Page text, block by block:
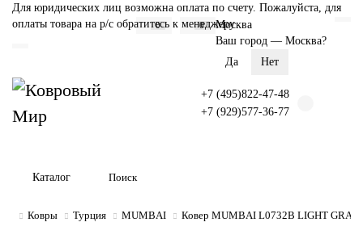
Для юридических лиц возможна оплата по счету. Пожалуйста, для
оплаты товара на р/с обратитесь к менеджеру
0 0
Москва
Ваш город — Москва?
+7 (495)822-47-48
+7 (929)577-36-77
Каталог
Ковры Турция MUMBAI Ковер MUMBAI L0732B LIGHT GRAY